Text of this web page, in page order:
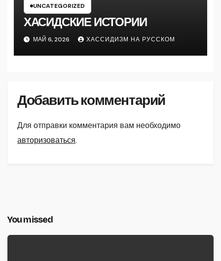
UNCATEGORIZED
ХАСИДСКИЕ ИСТОРИИ
МАЙ 6, 2026 ХАССИДИЗМ НА РУССКОМ
Добавить комментарий
Для отправки комментария вам необходимо
авторизоваться.
You missed